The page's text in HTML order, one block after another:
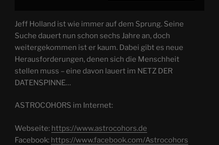
Jeff Holland ist wie immer auf dem Sprung. Seine
Suche dauert nun schon sechs Jahre an, doch
weitergekommen ist er kaum. Dabei gibt es neue
Herausforderungen, denen sich die Menschheit
stellen muss – eine davon lauert im NETZ DER
DATENSPINNE…
ASTROCOHORS im Internet:
Webseite: https://www.astrocohors.de
Facebook: https://www.facebook.com/Astrocohors